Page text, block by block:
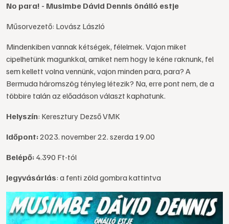
No para! - Musimbe Dávid Dennis önálló estje
Műsorvezető: Lovász László
Mindenkiben vannak kétségek, félelmek. Vajon miket
cipelhetünk magunkkal, amiket nem hogy le kéne raknunk, fel
sem kellett volna vennünk, vajon minden para, para? A
Bermuda háromszög tényleg létezik? Na, erre pont nem, de a
többire talán az előadáson választ kaphatunk.
Helyszín: Keresztury Dezső VMK
Időpont:2023. november 22. szerda 19.00
Belépő: 4.390 Ft-tól
Jegyvásárlás: a fenti zöld gombra kattintva